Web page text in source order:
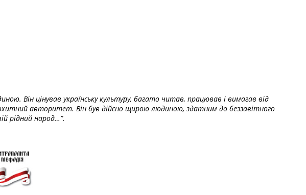
Він цінував українську культуру, багато читав, працював і вимагав від
авторитет. Він був дійсно щирою людиною, здатним до беззавітного
рідний народ…”.